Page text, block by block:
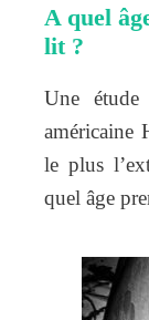
A quel
lit ?
Une
américaine
le plus
quel âge